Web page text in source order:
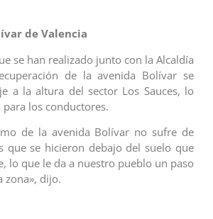
de Valencia
se han realizado junto con la Alcaldía
de la avenida Bolívar se
a la altura del sector Los Sauces, lo
los conductores.
de la avenida Bolívar no sufre de
que se hicieron debajo del suelo que
lo que le da a nuestro pueblo un paso
zona», dijo.